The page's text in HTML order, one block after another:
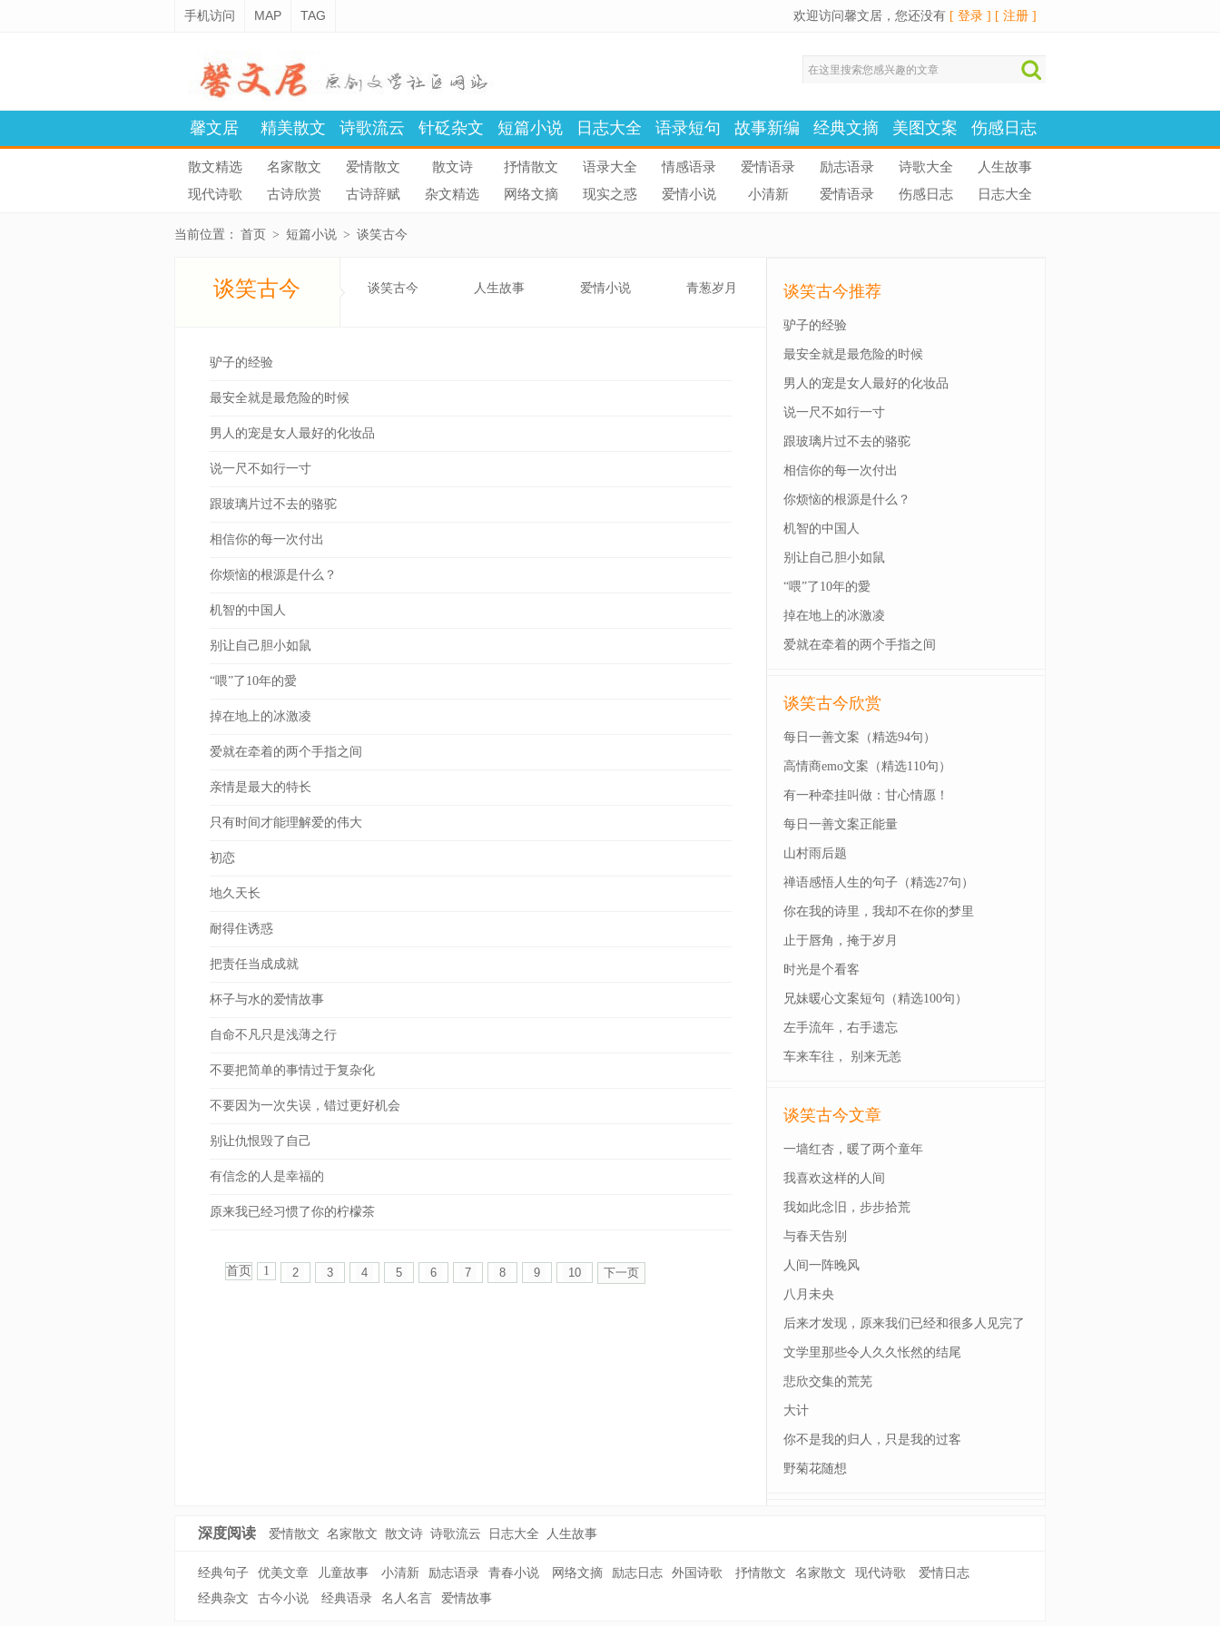
手机访问 MAP TAG 欢迎访问馨文居，您还没有 [ 登录 ] [ 注册 ]
馨文居 精美散文 诗歌流云 针砭杂文 短篇小说 日志大全 语录短句 故事新编 经典文摘 美图文案 伤感日志
散文精选 名家散文 爱情散文 散文诗 抒情散文 语录大全 情感语录 爱情语录 励志语录 诗歌大全
人生故事
现代诗歌
古诗欣赏 古诗辞赋 杂文精选 网络文摘 现实之惑 爱情小说 小清新 爱情语录 伤感日志 日志大全
当前位置： 首页 > 短篇小说 > 谈笑古今
谈笑古今 谈笑古今 人生故事 爱情小说 青葱岁月
驴子的经验
最安全就是最危险的时候
男人的宠是女人最好的化妆品
说一尺不如行一寸
跟玻璃片过不去的骆驼
相信你的每一次付出
你烦恼的根源是什么？
机智的中国人
别让自己胆小如鼠
“喂”了10年的愛
掉在地上的冰激凌
爱就在牵着的两个手指之间
亲情是最大的特长
只有时间才能理解爱的伟大
初恋
地久天长
耐得住诱惑
把责任当成成就
杯子与水的爱情故事
自命不凡只是浅薄之行
不要把简单的事情过于复杂化
不要因为一次失误，错过更好机会
别让仇恨毁了自己
有信念的人是幸福的
原来我已经习惯了你的柠檬茶
首页 1 2 3 4 5 6 7 8 9 10 下一页
谈笑古今推荐
驴子的经验
最安全就是最危险的时候
男人的宠是女人最好的化妆品
说一尺不如行一寸
跟玻璃片过不去的骆驼
相信你的每一次付出
你烦恼的根源是什么？
机智的中国人
别让自己胆小如鼠
“喂”了10年的愛
掉在地上的冰激凌
爱就在牵着的两个手指之间
谈笑古今欣赏
每日一善文案（精选94句）
高情商emo文案（精选110句）
有一种牵挂叫做：甘心情愿！
每日一善文案正能量
山村雨后题
禅语感悟人生的句子（精选27句）
你在我的诗里，我却不在你的梦里
止于唇角，掩于岁月
时光是个看客
兄妹暖心文案短句（精选100句）
左手流年，右手遗忘
车来车往， 别来无恙
谈笑古今文章
一墙红杏，暖了两个童年
我喜欢这样的人间
我如此念旧，步步拾荒
与春天告别
人间一阵晚风
八月未央
后来才发现，原来我们已经和很多人见完了
最后一面
文学里那些令人久久怅然的结尾
悲欣交集的荒芜
大计
你不是我的归人，只是我的过客
野菊花随想
深度阅读 爱情散文 名家散文 散文诗 诗歌流云 日志大全 人生故事
经典句子 优美文章 儿童故事 小清新 励志语录 青春小说 网络文摘 励志日志 外国诗歌 抒情散文 名家散文 现代诗歌
爱情日志
经典杂文
古今小说 经典语录 名人名言 爱情故事